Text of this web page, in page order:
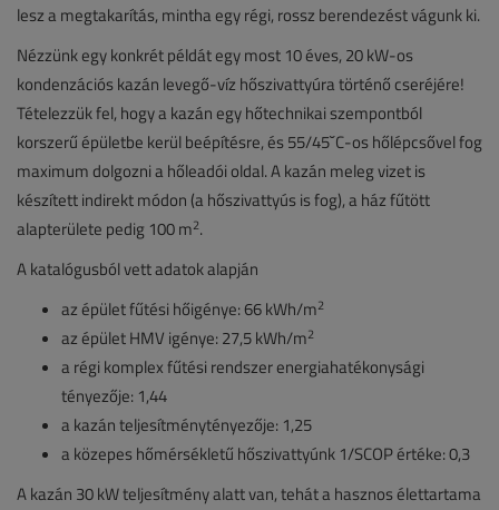
lesz a megtakarítás, mintha egy régi, rossz berendezést vágunk ki.
Nézzünk egy konkrét példát egy most 10 éves, 20 kW-os
kondenzációs kazán levegő-víz hőszivattyúra történő cseréjére!
Tételezzük fel, hogy a kazán egy hőtechnikai szempontból
korszerű épületbe kerül beépítésre, és 55/45˘C-os hőlépcsővel fog
maximum dolgozni a hőleadói oldal. A kazán meleg vizet is
készített indirekt módon (a hőszivattyús is fog), a ház fűtött
alapterülete pedig 100 m2.
A katalógusból vett adatok alapján
az épület fűtési hőigénye: 66 kWh/m2
az épület HMV igénye: 27,5 kWh/m2
a régi komplex fűtési rendszer energiahatékonysági
tényezője: 1,44
a kazán teljesítménytényezője: 1,25
a közepes hőmérsékletű hőszivattyúnk 1/SCOP értéke: 0,3
A kazán 30 kW teljesítmény alatt van, tehát a hasznos élettartama